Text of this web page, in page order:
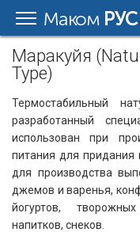
Маком РУС
Маракуйя
Type)
Термостабильный
разработанный
использован при
питания для придания
для производства
джемов и варенья,
йогуртов,
напитков, снеков.